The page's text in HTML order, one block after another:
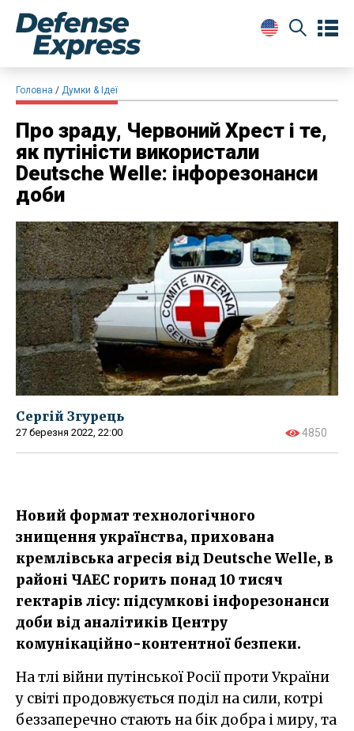
Головна Думки & Ідеї
Про зраду, Червоний Хрест і те,
як путіністи використали
Deutsche Welle: інфорезонанси
доби
Сергій Згурець
27 березня 2022, 22:00 4850
Новий формат технологічного
знищення українства, прихована
кремлівська агресія від Deutsche Welle, в
районі ЧАЕС горить понад 10 тисяч
гектарів лісу: підсумкові інфорезонанси
доби від аналітиків Центру
комунікаційно-контентної безпеки.
На тлі війни путінської Росії проти України
у світі продовжується поділ на сили, котрі
беззаперечно стають на бік добра і миру, та